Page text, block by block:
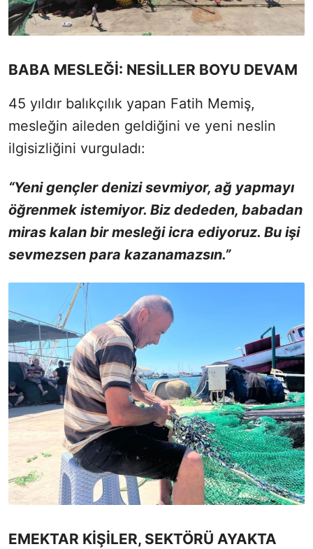
BABA MESLEĞİ: NESİLLER BOYU DEVAM
45 yıldır balıkçılık yapan Fatih Memiş,
mesleğin aileden geldiğini ve yeni neslin
ilgisizliğini vurguladı:
“Yeni gençler denizi sevmiyor, ağ yapmayı
öğrenmek istemiyor. Biz dededen, babadan
miras kalan bir mesleği icra ediyoruz. Bu işi
sevmezsen para kazanamazsın.”
EMEKTAR KİŞİLER, SEKTÖRÜ AYAKTA